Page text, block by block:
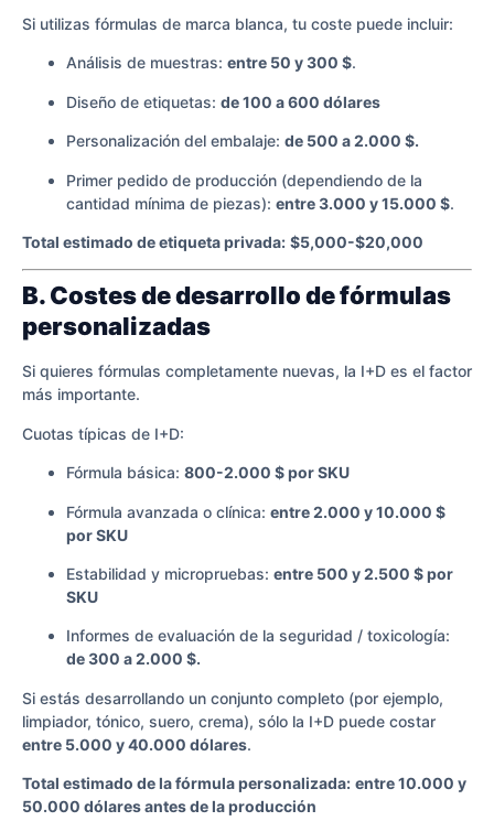
Si utilizas fórmulas de marca blanca, tu coste puede incluir:
Análisis de muestras: entre 50 y 300 $.
Diseño de etiquetas: de 100 a 600 dólares
Personalización del embalaje: de 500 a 2.000 $.
Primer pedido de producción (dependiendo de la
cantidad mínima de piezas): entre 3.000 y 15.000 $.
Total estimado de etiqueta privada: $5,000-$20,000
B. Costes de desarrollo de fórmulas
personalizadas
Si quieres fórmulas completamente nuevas, la I+D es el factor
más importante.
Cuotas típicas de I+D:
Fórmula básica: 800-2.000 $ por SKU
Fórmula avanzada o clínica: entre 2.000 y 10.000 $
por SKU
Estabilidad y micropruebas: entre 500 y 2.500 $ por
SKU
Informes de evaluación de la seguridad / toxicología:
de 300 a 2.000 $.
Si estás desarrollando un conjunto completo (por ejemplo,
limpiador, tónico, suero, crema), sólo la I+D puede costar
entre 5.000 y 40.000 dólares.
Total estimado de la fórmula personalizada: entre 10.000 y
50.000 dólares antes de la producción